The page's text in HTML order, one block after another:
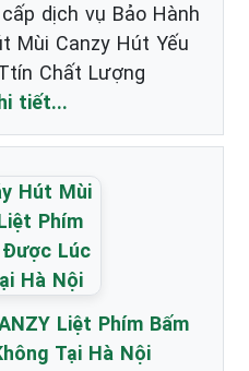
dịch vụ Bảo Hành
Mùi Canzy Hút Yếu
Chất Lượng
tiết...
Liệt Phím Bấm
Tại Hà Nội